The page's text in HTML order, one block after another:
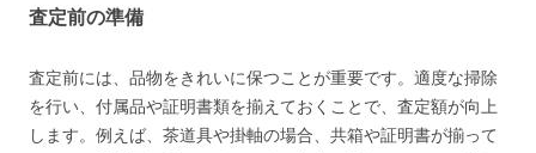
査定前の準備
査定前には、品物をきれいに保つことが重要です。適度な掃除
を行い、付属品や証明書類を揃えておくことで、査定額が向上
します。例えば、茶道具や掛軸の場合、共箱や証明書が揃って